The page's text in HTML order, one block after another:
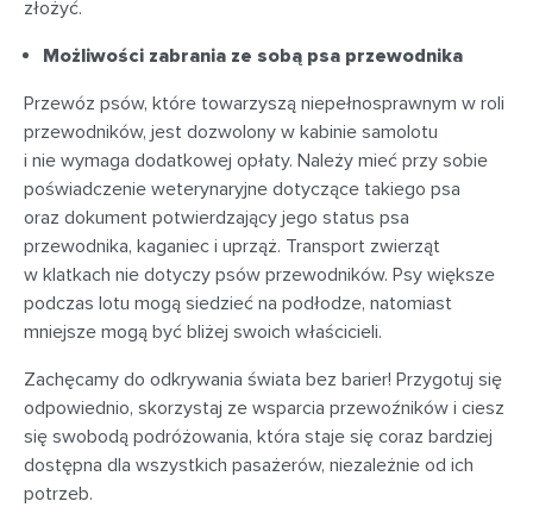
złożyć.
Możliwości zabrania ze sobą psa przewodnika
Przewóz psów, które towarzyszą niepełnosprawnym w roli
przewodników, jest dozwolony w kabinie samolotu
i nie wymaga dodatkowej opłaty. Należy mieć przy sobie
poświadczenie weterynaryjne dotyczące takiego psa
oraz dokument potwierdzający jego status psa
przewodnika, kaganiec i uprząż. Transport zwierząt
w klatkach nie dotyczy psów przewodników. Psy większe
podczas lotu mogą siedzieć na podłodze, natomiast
mniejsze mogą być bliżej swoich właścicieli.
Zachęcamy do odkrywania świata bez barier! Przygotuj się
odpowiednio, skorzystaj ze wsparcia przewoźników i ciesz
się swobodą podróżowania, która staje się coraz bardziej
dostępna dla wszystkich pasażerów, niezależnie od ich
potrzeb.